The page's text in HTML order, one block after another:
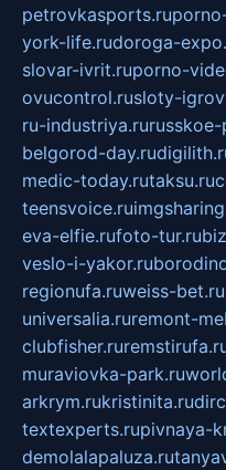
petrovkasports.ru
york-life.rudoroga-
slovar-ivrit.ruporno-
ovucontrol.rusloty-
ru-industriya.ru
belgorod-day.ru
medic-today.rutaksu.ru
teensvoice.ru
eva-elfie.rufoto-tur.ru
veslo-i-yakor.ru
regionufa.ruweiss-bet.ru
universalia.ruremont-
clubfisher.ru
muraviovka-park.ru
arkrym.rukristinita.ru
textexperts.rupivnaya-
demolalapaluza.ru